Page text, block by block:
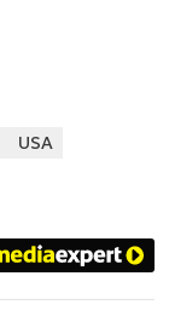
USA